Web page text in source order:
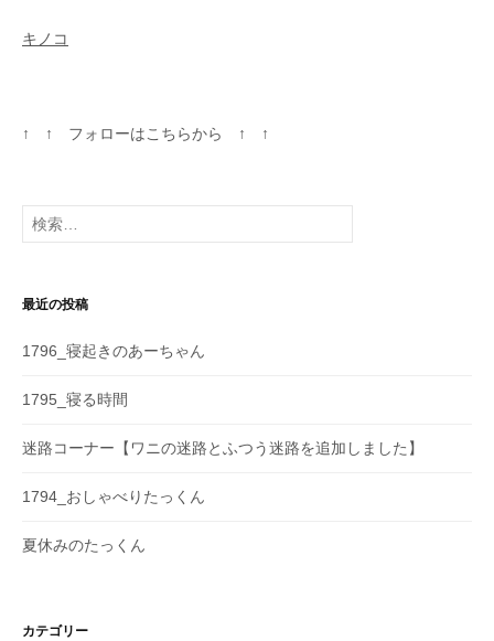
キノコ
↑ ↑ フォローはこちらから ↑ ↑
検
索
最近の投稿
1796_寝起きのあーちゃん
1795_寝る時間
迷路コーナー【ワニの迷路とふつう迷路を追加しました】
1794_おしゃべりたっくん
夏休みのたっくん
カテゴリー